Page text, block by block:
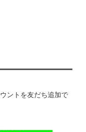
ントを友だち追加で